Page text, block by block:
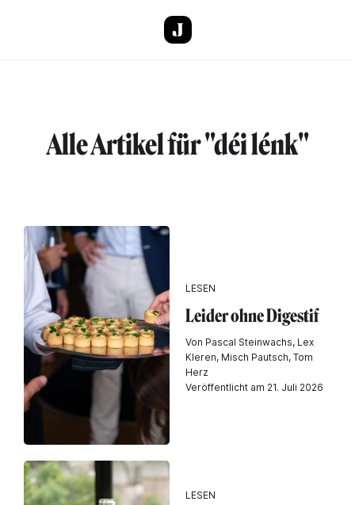
Alle Artikel für "déi lénk"
LESEN
Leider ohne Digestif
Von Pascal Steinwachs, Lex
Kleren, Misch Pautsch, Tom
Herz
Veröffentlicht am 21. Juli 2026
LESEN